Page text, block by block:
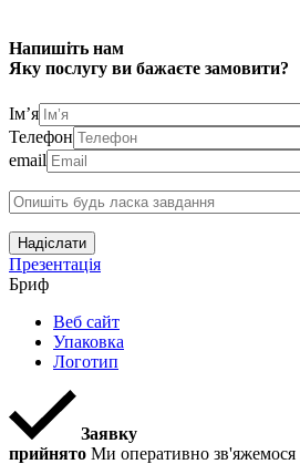
Напишіть нам
Яку послугу ви бажаєте замовити?
Ім’я
Телефон
email
Надіслати
Презентація
Бриф
Веб сайт
Упаковка
Логотип
Заявку
прийнято Ми оперативно зв'яжемося